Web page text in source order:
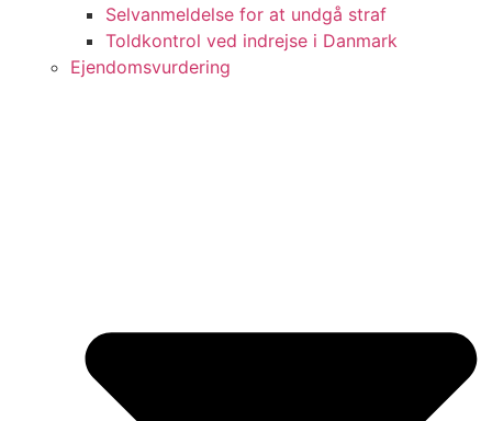
Selvanmeldelse for at undgå straf
Toldkontrol ved indrejse i Danmark
Ejendomsvurdering